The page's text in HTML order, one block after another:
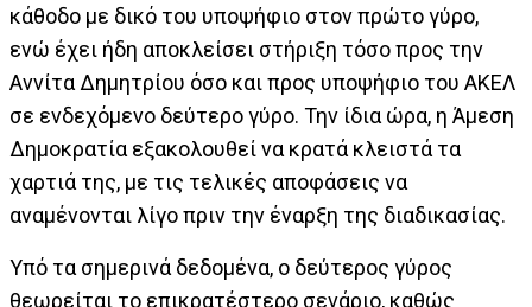
κάθοδο με δικό του υποψήφιο στον πρώτο γύρο,
ενώ έχει ήδη αποκλείσει στήριξη τόσο προς την
Αννίτα Δημητρίου όσο και προς υποψήφιο του ΑΚΕΛ
σε ενδεχόμενο δεύτερο γύρο. Την ίδια ώρα, η Άμεση
Δημοκρατία εξακολουθεί να κρατά κλειστά τα
χαρτιά της, με τις τελικές αποφάσεις να
αναμένονται λίγο πριν την έναρξη της διαδικασίας.
Υπό τα σημερινά δεδομένα, ο δεύτερος γύρος
θεωρείται το επικρατέστερο σενάριο, καθώς